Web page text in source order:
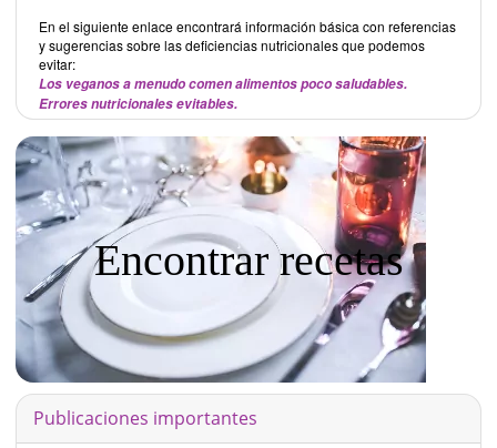
En el siguiente enlace encontrará información básica con referencias
y sugerencias sobre las deficiencias nutricionales que podemos
evitar:
Los veganos a menudo comen alimentos poco saludables.
Errores nutricionales evitables.
Encontrar recetas
Publicaciones importantes